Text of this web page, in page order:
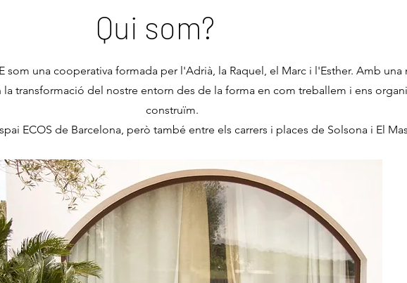
Qui som?
som una cooperativa formada per l'Adrià, la Raquel, el Marc i l'Esther. Amb
transformació del nostre entorn des de la forma en com treballem i ens
construïm.
ECOS de Barcelona, però també entre els carrers i places de Solsona i El